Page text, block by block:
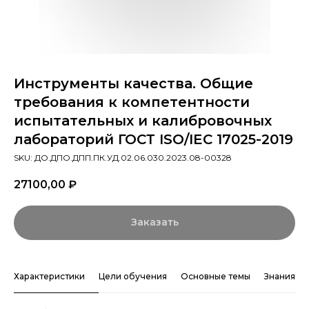
Инструменты качества. Общие
требования к компетентности
испытательных и калибровочных
лабораторий ГОСТ ISO/IEC 17025-2019
SKU: ДО.ДПО.ДПП.ПК.УД.02.06.030.2023.08-00328
27100,00 ₽
Заказать
Характеристики Цели обучения Основные темы Знания и